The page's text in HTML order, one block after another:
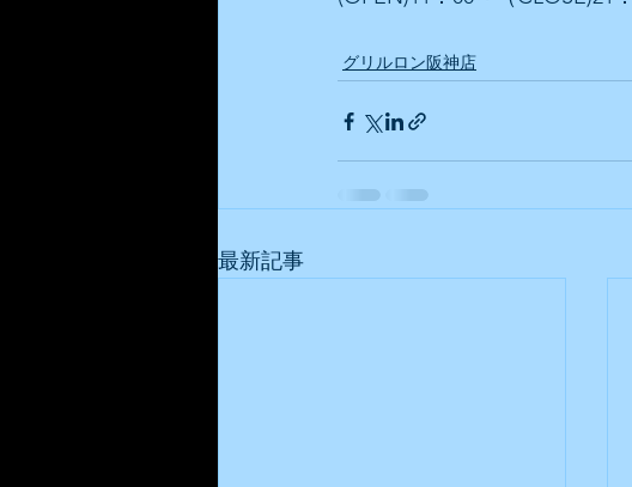
グリルロン阪神店
最新記事